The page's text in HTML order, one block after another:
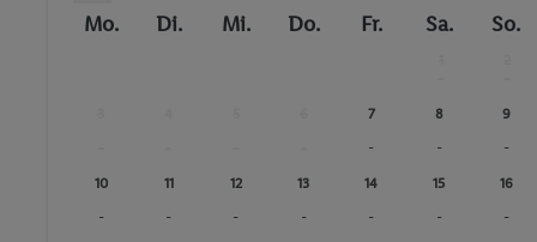
Mo. Di. Mi. Do. Fr. Sa. So.
7
-
8
-
9
-
10
-
11
-
12
-
13
-
14
-
15
-
16
-